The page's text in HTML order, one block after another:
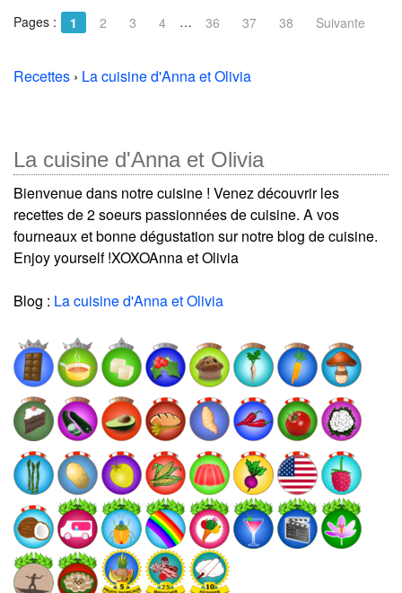
Pages : 1 2 3 4 … 36 37 38 Suivante
Recettes › La cuisine d'Anna et Olivia
La cuisine d'Anna et Olivia
Bienvenue dans notre cuisine ! Venez découvrir les
recettes de 2 soeurs passionnées de cuisine. A vos
fourneaux et bonne dégustation sur notre blog de cuisine.
Enjoy yourself !XOXOAnna et Olivia
Blog : La cuisine d'Anna et Olivia